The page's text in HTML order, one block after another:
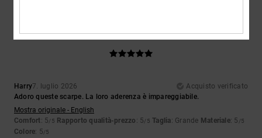
5/5
Harry7. luglio 2026
Acquisto verificato
Adoro queste scarpe. La loro aderenza è impareggiabile.
Mostra originale - English
Comfort: 5/5 Rapporto qualità-prezzo : 5/5 Taglia: Grande Materiale: 5 /5
Colore: 5/5